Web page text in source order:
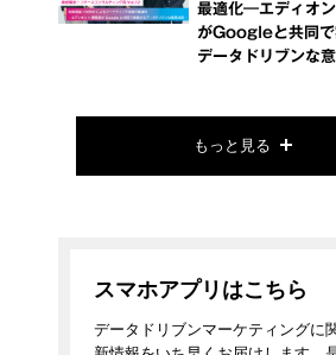
最適化―エディオ
がGoogleと共同で
データドリブンな
もっと見る
スマホアプリはこちら
データドリブンマーケティングに